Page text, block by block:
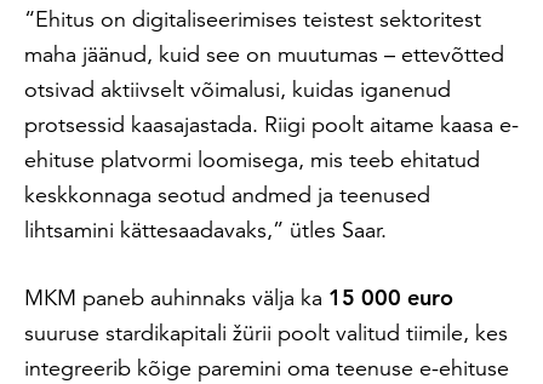
“Ehitus on digitaliseerimises teistest sektoritest
maha jäänud, kuid see on muutumas – ettevõtted
otsivad aktiivselt võimalusi, kuidas iganenud
protsessid kaasajastada. Riigi poolt aitame kaasa e-
ehituse platvormi loomisega, mis teeb ehitatud
keskkonnaga seotud andmed ja teenused
lihtsamini kättesaadavaks,” ütles Saar.
MKM paneb auhinnaks välja ka 15 000 euro
suuruse stardikapitali žürii poolt valitud tiimile, kes
integreerib kõige paremini oma teenuse e-ehituse